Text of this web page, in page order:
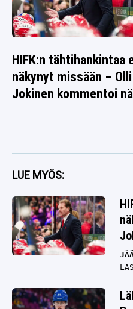
HIFK:n tähtihankintaa
näkynyt missään – Olli
Jokinen kommentoi
LUE MYÖS: